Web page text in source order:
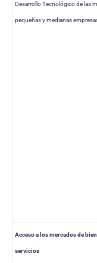
Desarrollo Tecnológico de las
pequeñas y medianas
Acceso a los mercados de
servicios